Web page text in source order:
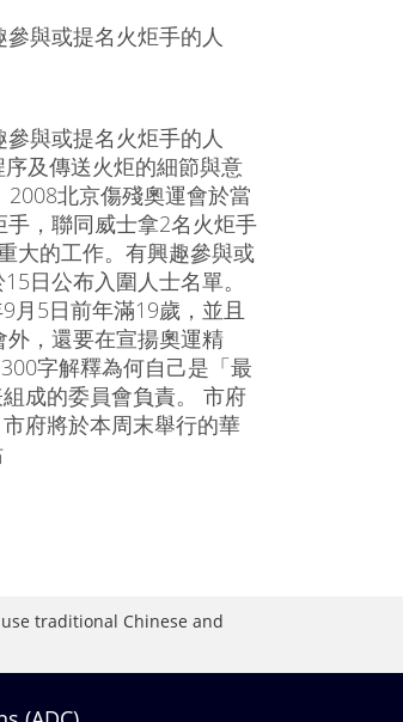
與或提名火炬手的人
與或提名火炬手的人
及傳送火炬的細節與意
北京傷殘奧運會於當
，聯同威士拿2名火炬手
大的工作。有興趣參與或
日公布入圍人士名單。
月5日前年滿19歲，並且
，還要在宣揚奧運精
字解釋為何自己是「最
成的委員會負責。 市府
府將於本周末舉行的華
traditional Chinese and